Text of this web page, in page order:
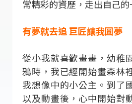
常精彩的資歷，走出自己的
有夢就去追 巨匠讓我圓夢
從小我就喜歡畫畫，幼稚
鴉時，我已經開始畫森林
我想像中的小公主。到了
以及動畫後，心中開始對